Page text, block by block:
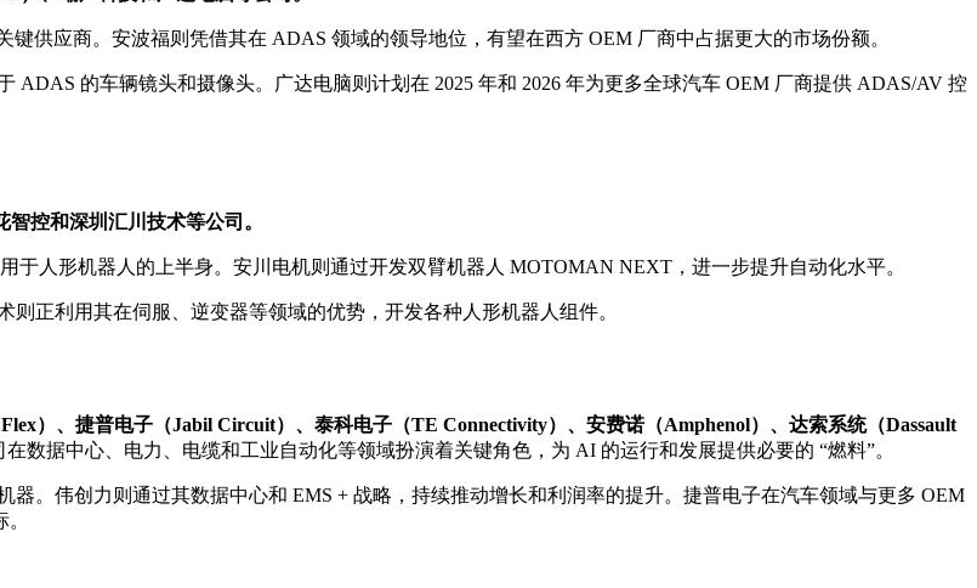
供应商。安波福则凭借其在 ADAS 领域的领导地位，有望在西方 OEM 厂商中占据更大的市场份额。
的车辆镜头和摄像头。广达电脑则计划在 2025 年和 2026 年为更多全球汽车 OEM 厂商提供 ADAS/AV 控
控和深圳汇川技术等公司。
于人形机器人的上半身。安川电机则通过开发双臂机器人 MOTOMAN NEXT，进一步提升自动化水平。
正利用其在伺服、逆变器等领域的优势，开发各种人形机器人组件。
）、捷普电子（Jabil Circuit）、泰科电子（TE Connectivity）、安费诺（Amphenol）、达索系统（Dassault
在数据中心、电力、电缆和工业自动化等领域扮演着关键角色，为 AI 的运行和发展提供必要的 “燃料”。
。伟创力则通过其数据中心和 EMS + 战略，持续推动增长和利润率的提升。捷普电子在汽车领域与更多 OEM